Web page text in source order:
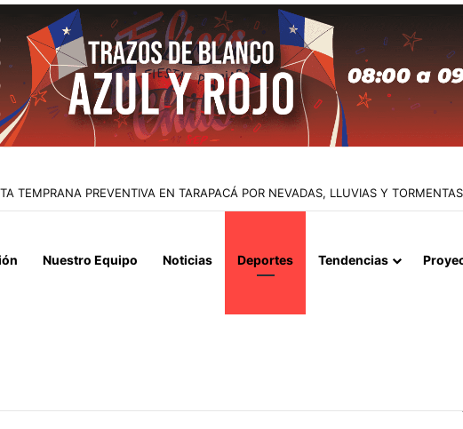
LA REAPERTURA DEL ESTRECHO DE ORMUZ Y EXIGE A ESTADOS UNIDOS EL
Nuestro Equipo Noticias Deportes Tendencias